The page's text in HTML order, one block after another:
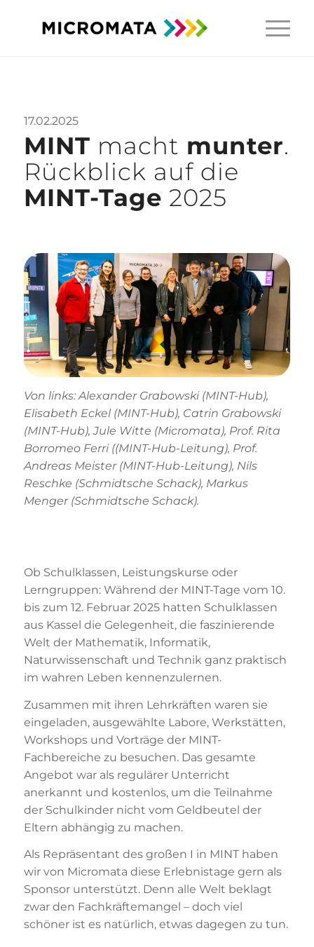
17.02.2025
MINT macht munter.
Rückblick auf die
MINT-Tage 2025
Von links: Alexander Grabowski (MINT-Hub),
Elisabeth Eckel (MINT-Hub), Catrin Grabowski
(MINT-Hub), Jule Witte (Micromata), Prof. Rita
Borromeo Ferri ((MINT-Hub-Leitung), Prof.
Andreas Meister (MINT-Hub-Leitung), Nils
Reschke (Schmidtsche Schack), Markus
Menger (Schmidtsche Schack).
Ob Schulklassen, Leistungskurse oder
Lerngruppen: Während der MINT-Tage vom 10.
bis zum 12. Februar 2025 hatten Schulklassen
aus Kassel die Gelegenheit, die faszinierende
Welt der Mathematik, Informatik,
Naturwissenschaft und Technik ganz praktisch
im wahren Leben kennenzulernen.
Zusammen mit ihren Lehrkräften waren sie
eingeladen, ausgewählte Labore, Werkstätten,
Workshops und Vorträge der MINT-
Fachbereiche zu besuchen. Das gesamte
Angebot war als regulärer Unterricht
anerkannt und kostenlos, um die Teilnahme
der Schulkinder nicht vom Geldbeutel der
Eltern abhängig zu machen.
Als Repräsentant des großen I in MINT haben
wir von Micromata diese Erlebnistage gern als
Sponsor unterstützt. Denn alle Welt beklagt
zwar den Fachkräftemangel – doch viel
schöner ist es natürlich, etwas dagegen zu tun.